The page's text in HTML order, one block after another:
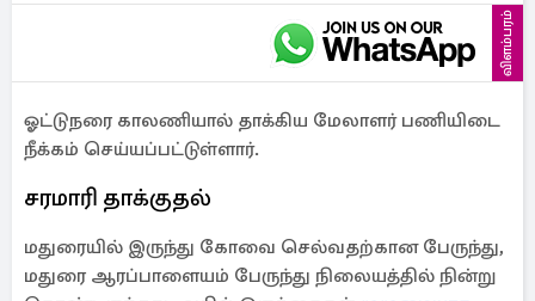
விளம்பரம்
ஓட்டுநரை காலணியால் தாக்கிய மேலாளர் பணியிடை
நீக்கம் செய்யப்பட்டுள்ளார்.
சரமாரி தாக்குதல்
மதுரையில் இருந்து கோவை செல்வதற்கான பேருந்து,
மதுரை ஆரப்பாளையம் பேருந்து நிலையத்தில் நின்று